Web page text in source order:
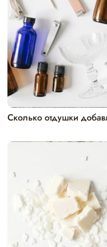
Сколько отдушки